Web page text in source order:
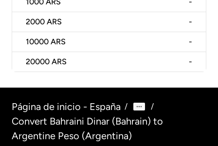
1000 ARS -
2000 ARS -
10000 ARS -
20000 ARS -
Página de inicio - España / /
Convert Bahraini Dinar (Bahrain) to
Argentine Peso (Argentina)